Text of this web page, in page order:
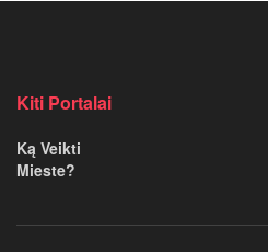
Kiti Portalai
Ką Veikti
Mieste?